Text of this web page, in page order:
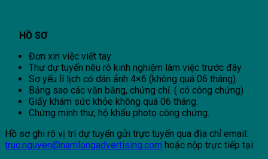
HỒ SƠ
Đơn xin việc viết tay
Thư dự tuyển nêu rõ kinh nghiệm làm việc trước đây
Sơ yếu lí lịch có dán ảnh 4×6 (không quá 06 tháng).
Bảng sao các văn bằng, chứng chỉ. ( có công chứng)
Giấy khám sức khỏe không quá 06 tháng.
Chứng minh thư, hộ khẩu photo công chứng.
Hồ sơ ghi rõ vị trí dự tuyển gửi trực tuyến qua địa chỉ email:
truc.nguyen@namlongadvertising.com hoặc nộp trực tiếp tại: